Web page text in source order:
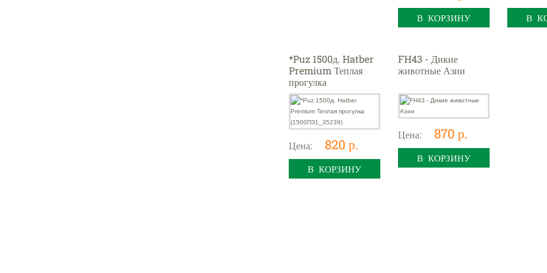
В КОРЗИНУ В
*Puz 1500д. Hatber
Premium Теплая
прогулка
(1500ПЗ1_35239)
Цена: 820 р.
В КОРЗИНУ
FH43 - Дикие
животные Азии
Цена: 870 р.
В КОРЗИНУ